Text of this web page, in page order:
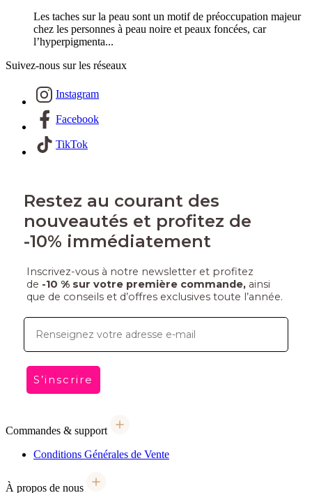
Les taches sur la peau sont un motif de préoccupation majeur
chez les personnes à peau noire et peaux foncées, car
l’hyperpigmenta...
Suivez-nous sur les réseaux
Instagram
Facebook
TikTok
Restez au courant des
nouveautés et profitez de
-10% immédiatement
Inscrivez-vous à notre newsletter et profitez
de -10 % sur votre première commande, ainsi
que de conseils et d’offres exclusives toute l’année.
E-mail
S’inscrire
Commandes & support
Conditions Générales de Vente
À propos de nous